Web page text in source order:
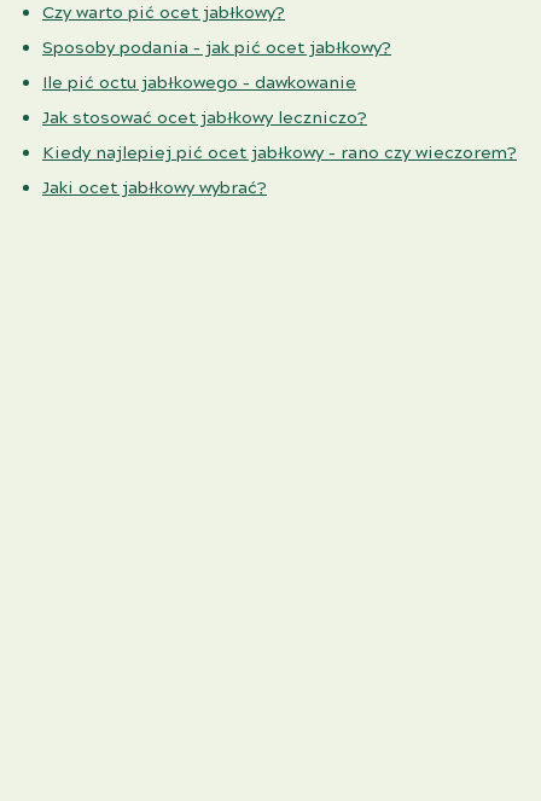
Czy warto pić ocet jabłkowy?
Sposoby podania – jak pić ocet jabłkowy?
Ile pić octu jabłkowego – dawkowanie
Jak stosować ocet jabłkowy leczniczo?
Kiedy najlepiej pić ocet jabłkowy – rano czy wieczorem?
Jaki ocet jabłkowy wybrać?